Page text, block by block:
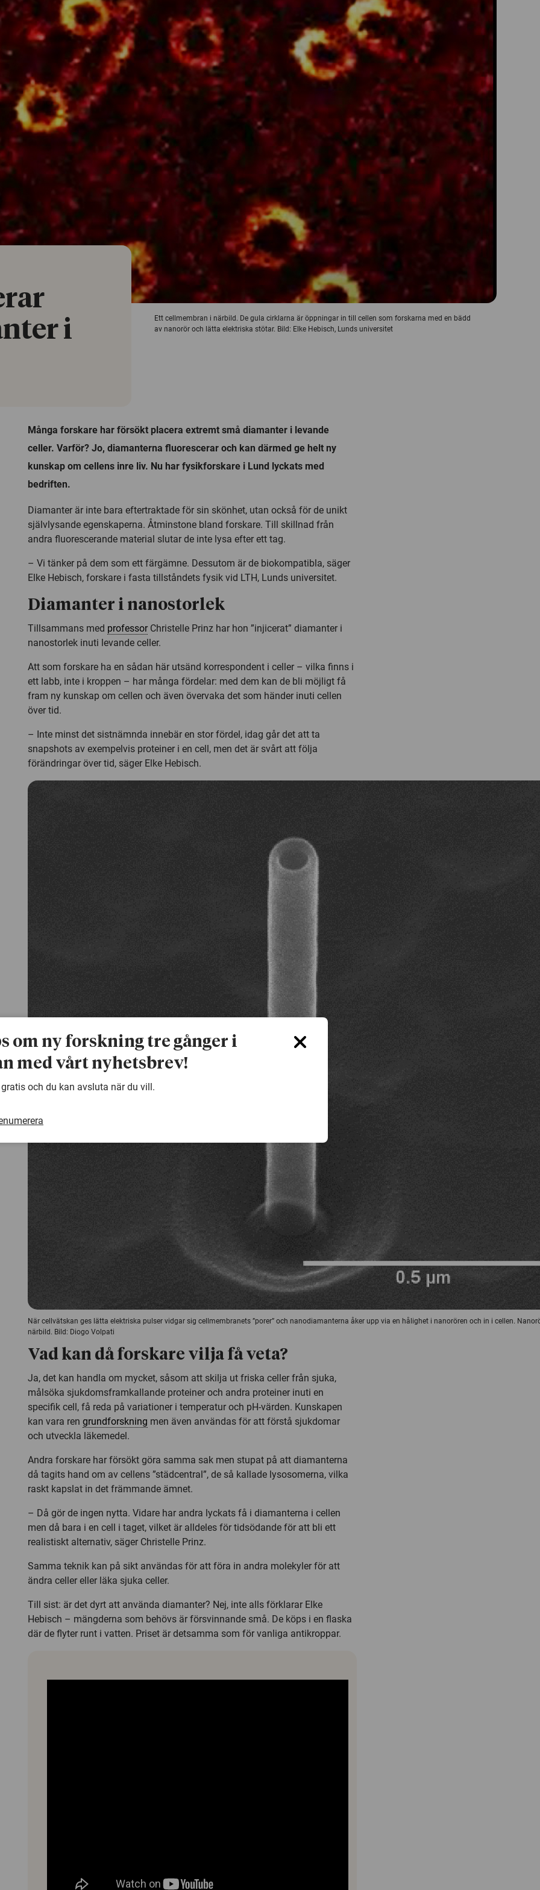
Ett cellmembran i närbild. De gula cirklarna är öppningar in till cellen som forskarna med en bädd
av nanorör och lätta elektriska stötar. Bild: Elke Hebisch, Lunds universitet
i
Många forskare har försökt placera extremt små diamanter i levande
celler. Varför? Jo, diamanterna fluorescerar och kan därmed ge helt ny
kunskap om cellens inre liv. Nu har fysikforskare i Lund lyckats med
bedriften.
Diamanter är inte bara eftertraktade för sin skönhet, utan också för de unikt
självlysande egenskaperna. Åtminstone bland forskare. Till skillnad från
andra fluorescerande material slutar de inte lysa efter ett tag.
– Vi tänker på dem som ett färgämne. Dessutom är de biokompatibla, säger
Elke Hebisch, forskare i fasta tillståndets fysik vid LTH, Lunds universitet.
Diamanter i nanostorlek
Tillsammans med professorChristelle Prinz har hon ”injicerat” diamanter i
nanostorlek inuti levande celler.
Att som forskare ha en sådan här utsänd korrespondent i celler – vilka finns i
ett labb, inte i kroppen – har många fördelar: med dem kan de bli möjligt få
fram ny kunskap om cellen och även övervaka det som händer inuti cellen
över tid.
– Inte minst det sistnämnda innebär en stor fördel, idag går det att ta
snapshots av exempelvis proteiner i en cell, men det är svårt att följa
förändringar över tid, säger Elke Hebisch.
När cellvätskan ges lätta elektriska pulser vidgar sig cellmembranets ”porer” och nanodiamanterna åker upp via en hålighet i nanorören och in i cellen.
närbild. Bild: Diogo Volpati
Vad kan då forskare vilja få veta?
Ja, det kan handla om mycket, såsom att skilja ut friska celler från sjuka,
målsöka sjukdomsframkallande proteiner och andra proteiner inuti en
specifik cell, få reda på variationer i temperatur och pH-värden. Kunskapen
kan vara ren grundforskning men även användas för att förstå sjukdomar
och utveckla läkemedel.
Andra forskare har försökt göra samma sak men stupat på att diamanterna
då tagits hand om av cellens ”städcentral”, de så kallade lysosomerna, vilka
raskt kapslat in det främmande ämnet.
– Då gör de ingen nytta. Vidare har andra lyckats få i diamanterna i cellen
men då bara i en cell i taget, vilket är alldeles för tidsödande för att bli ett
realistiskt alternativ, säger Christelle Prinz.
Samma teknik kan på sikt användas för att föra in andra molekyler för att
ändra celler eller läka sjuka celler.
Till sist: är det dyrt att använda diamanter? Nej, inte alls förklarar Elke
Hebisch – mängderna som behövs är försvinnande små. De köps i en flaska
där de flyter runt i vatten. Priset är detsamma som för vanliga antikroppar.
om ny forskning tre gånger i
med vårt nyhetsbrev!
gratis och du kan avsluta när du vill.